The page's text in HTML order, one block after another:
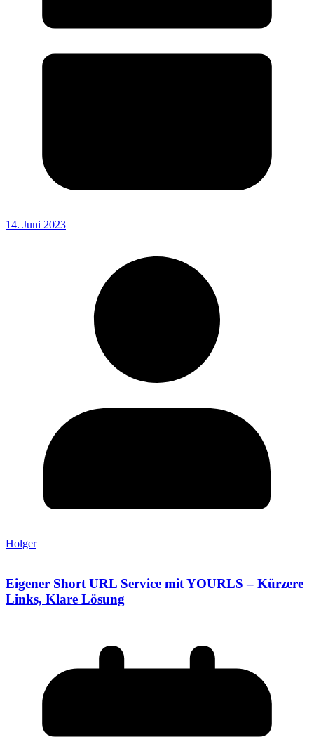
14. Juni 2023
Holger
Eigener Short URL Service mit YOURLS – Kürzere
Links, Klare Lösung